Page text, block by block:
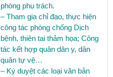
phòng phụ trách.
– Tham gia chỉ đạo, thực hiện
công tác phòng chống Dịch
bệnh, thiên tai thảm họa; Công
tác kết hợp quân dân y, dân
quân tự vệ…
– Ký duyệt các loại văn bản